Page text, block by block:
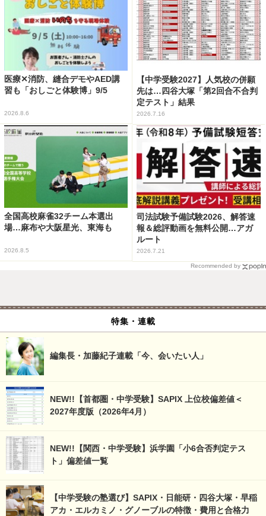
医療✕消防、縫合デモやAED講
習も「おしごと体験博」9/5
2026.8.6
【中学受験2027】人気校の併願
先は…四谷大塚「第2回合不合判
定テスト」結果
2026.7.16
全国高校麻雀32チーム本選出
場…麻布や大阪星光、東海も
2026.8.5
司法試験予備試験2026、解答速
報＆総評動画を無料公開…アガ
ルート
2026.7.21
Recommended by
特集・連載
編集長・加藤紀子連載「今、会いたい人」
NEW!!【首都圏・中学受験】SAPIX 上位校偏差値＜
2027年度版（2026年4月）
NEW!!【関西・中学受験】浜学園「小6合否判定テス
ト」偏差値一覧
【中学受験の塾選び】SAPIX・日能研・四谷大塚・早稲
アカ・エルカミノ・グノーブルの特徴・費用と合格力